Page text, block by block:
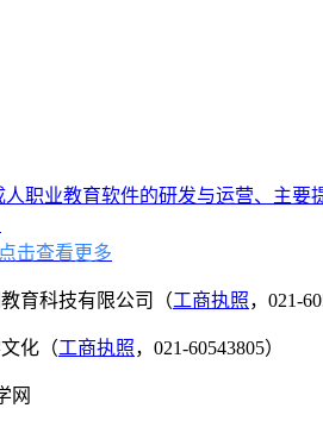
人职业教育软件的研发与运营、主
击查看更多
育科技有限公司（工商执照，021-
化（工商执照，021-60543805）
网